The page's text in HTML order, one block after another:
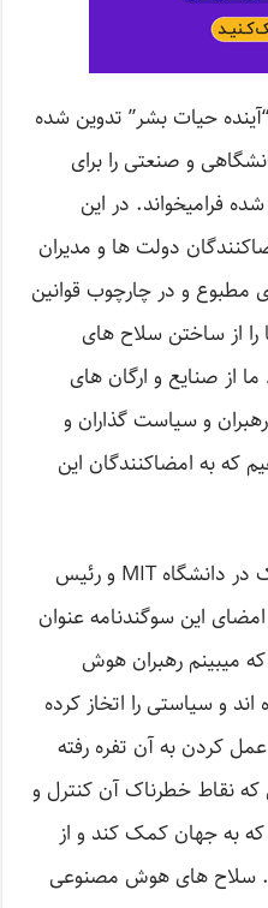
حیات بشر” تدوین شده
و صنعتی را برای
فرامیخواند. در این
دولت ها و مدیران
مطبوع و در چارچوب قوانین
را از ساختن سلاح های
از صنایع و ارگان های
و سیاست گذاران و
که به امضاکنندگان این
Max Tegmark پروفسور فیزیک در دانشگاه MIT و رئیس
این سوگندنامه عنوان
میبینم رهبران هوش
و سیاستی را اتخاز کرده
کردن به آن تفره رفته
نقاط خطرناک آن کنترل و
به جهان کمک کند و از
سلاح های هوش مصنوعی